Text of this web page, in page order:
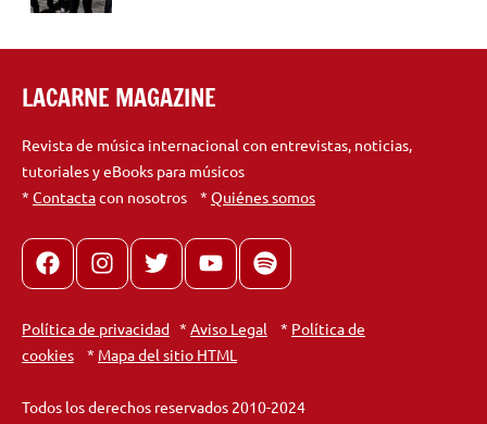
LACARNE MAGAZINE
Revista de música internacional con entrevistas, noticias,
tutoriales y eBooks para músicos
* Contactacon nosotros * Quiénes somos
FacebookInstagram
X youtubespotify
Política de privacidad * Aviso Legal * Política de
cookies * Mapa del sitio HTML
Todos los derechos reservados 2010-2024